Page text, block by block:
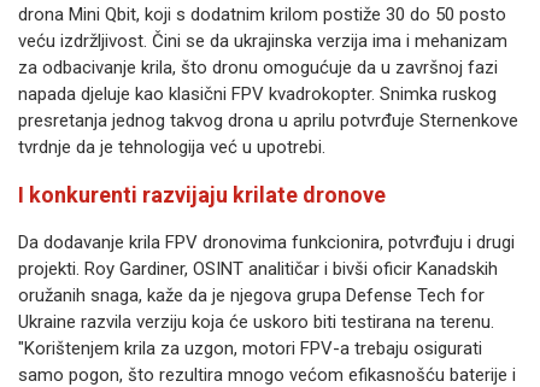
drona Mini Qbit, koji s dodatnim krilom postiže 30 do 50 posto
veću izdržljivost. Čini se da ukrajinska verzija ima i mehanizam
za odbacivanje krila, što dronu omogućuje da u završnoj fazi
napada djeluje kao klasični FPV kvadrokopter. Snimka ruskog
presretanja jednog takvog drona u aprilu potvrđuje Sternenkove
tvrdnje da je tehnologija već u upotrebi.
I konkurenti razvijaju krilate dronove
Da dodavanje krila FPV dronovima funkcionira, potvrđuju i drugi
projekti. Roy Gardiner, OSINT analitičar i bivši oficir Kanadskih
oružanih snaga, kaže da je njegova grupa Defense Tech for
Ukraine razvila verziju koja će uskoro biti testirana na terenu.
"Korištenjem krila za uzgon, motori FPV-a trebaju osigurati
samo pogon, što rezultira mnogo većom efikasnošću baterije i